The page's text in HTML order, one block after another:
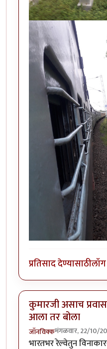
प्रतिसाद देण्यासाठी
कुमारजी असाच
आला तर बोला
जॉनविक्कमंगळवार, 22/10/
भारतभर रेल्वेतुन